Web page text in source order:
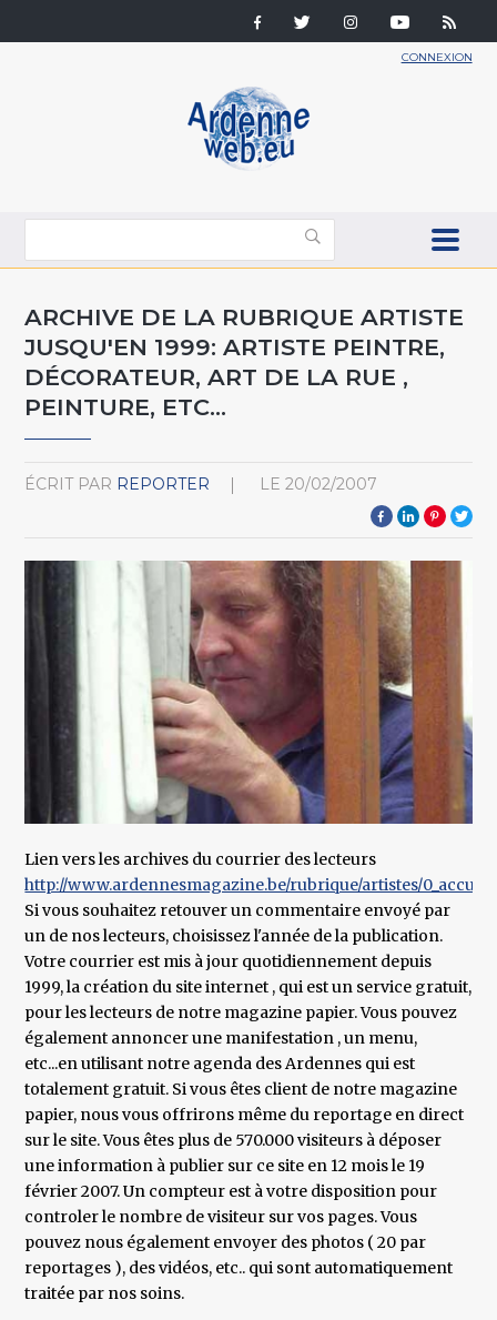
CONNEXION
ARCHIVE DE LA RUBRIQUE ARTISTE
JUSQU'EN 1999: ARTISTE PEINTRE,
DÉCORATEUR, ART DE LA RUE ,
PEINTURE, ETC...
ÉCRIT PAR REPORTER LE 20/02/2007
Lien vers les archives du courrier des lecteurs
http://www.ardennesmagazine.be/rubrique/artistes/
Si vous souhaitez retouver un commentaire envoyé par
un de nos lecteurs, choisissez l'année de la publication.
Votre courrier est mis à jour quotidiennement depuis
1999, la création du site internet , qui est un service gratuit,
pour les lecteurs de notre magazine papier. Vous pouvez
également annoncer une manifestation , un menu,
etc...en utilisant notre agenda des Ardennes qui est
totalement gratuit. Si vous êtes client de notre magazine
papier, nous vous offrirons même du reportage en direct
sur le site. Vous êtes plus de 570.000 visiteurs à déposer
une information à publier sur ce site en 12 mois le 19
février 2007. Un compteur est à votre disposition pour
controler le nombre de visiteur sur vos pages. Vous
pouvez nous également envoyer des photos ( 20 par
reportages ), des vidéos, etc.. qui sont automatiquement
traitée par nos soins.